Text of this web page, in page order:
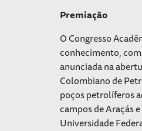
Premiação
O Congresso
conhecimento,
anunciada na
Colombiano de
poços petrolíferos
campos de Araçás
Universidade